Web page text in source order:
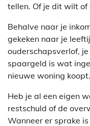
tellen. Of je dit wilt of
Behalve naar je
gekeken naar je
ouderschapsverlof,
spaargeld is wat
nieuwe woning koopt.
Heb je al een eigen
restschuld of de
Wanneer er sprake